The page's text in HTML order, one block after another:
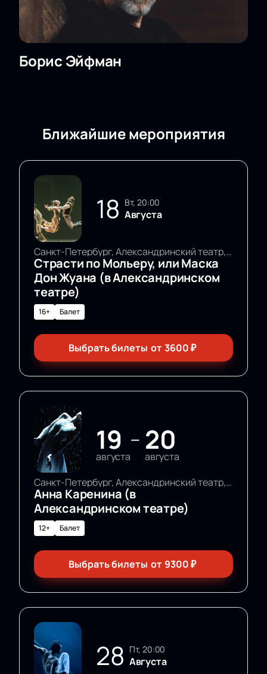
Борис Эйфман
Ближайшие мероприятия
18 вт, 20:00
Августа
Санкт-Петербург, Александринский театр, Основная сцена
Страсти по Мольеру, или Маска
Дон Жуана (в Александринском
театре)
16+ Балет
Выбрать билеты от3600₽
19
августа
— 20
августа
Санкт-Петербург, Александринский театр, Основная сцена
Анна Каренина (в
Александринском театре)
12+ Балет
Выбрать билеты от 9300₽
28 пт, 20:00
Августа